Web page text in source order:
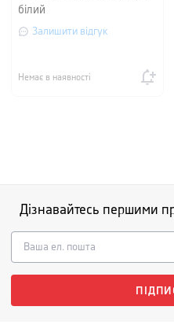
білий
Залишити відгук
Немає в наявності
Дізнавайтесь першими